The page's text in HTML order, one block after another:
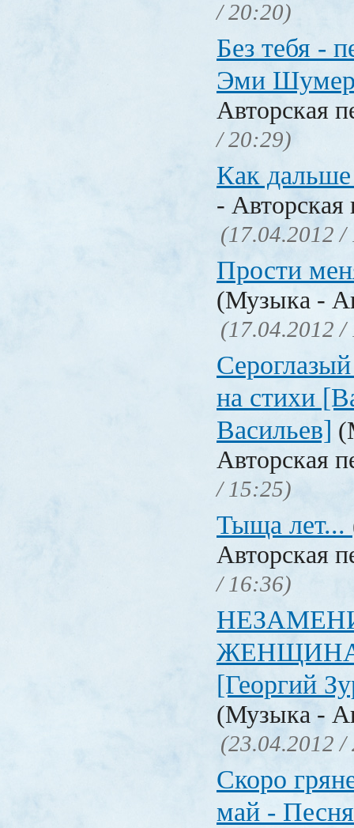
/ 20:20)
Без тебя -
Эми
Авторская
/ 20:29)
Как
- Авторская
(17.04.2012 /
Прости
(Музыка -
(17.04.2012 /
на стихи
Васильев]
Авторская
/ 15:25)
Тыща лет...
Авторская
/ 16:36)
ЖЕНЩИНА-
[Георгий
(Музыка -
(23.04.2012 /
Скоро
май -